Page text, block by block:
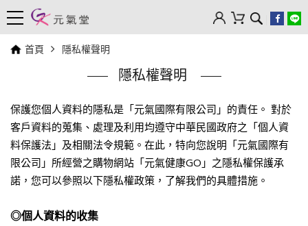
首頁 隱私權聲明
隱私權聲明
保護您個人資料的隱私是「元氣國際有限公司」的責任。 對於
客戶資料的蒐集、處理及利用均遵守中華民國政府之「個人資
料保護法」及相關法令規範。 在此，特向您說明「元氣國際有
限公司」所經營之購物網站「元氣健康GO」之隱私權保護承
諾， 您可以參照以下隱私權政策，了解我們的具體措施。
◎個人資料的收集